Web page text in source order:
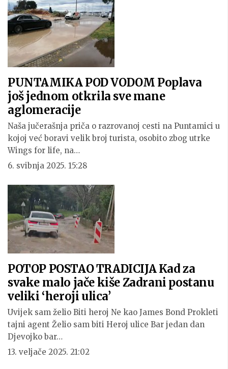
PUNTAMIKA POD VODOM Poplava
još jednom otkrila sve mane
aglomeracije
Naša jučerašnja priča o razrovanoj cesti na Puntamici u
kojoj već boravi velik broj turista, osobito zbog utrke
Wings for life, na…
6. svibnja 2025. 15:28
POTOP POSTAO TRADICIJA Kad za
svake malo jače kiše Zadrani postanu
veliki ‘heroji ulica’
Uvijek sam želio Biti heroj Ne kao James Bond Prokleti
tajni agent Želio sam biti Heroj ulice Bar jedan dan
Djevojko bar…
13. veljače 2025. 21:02